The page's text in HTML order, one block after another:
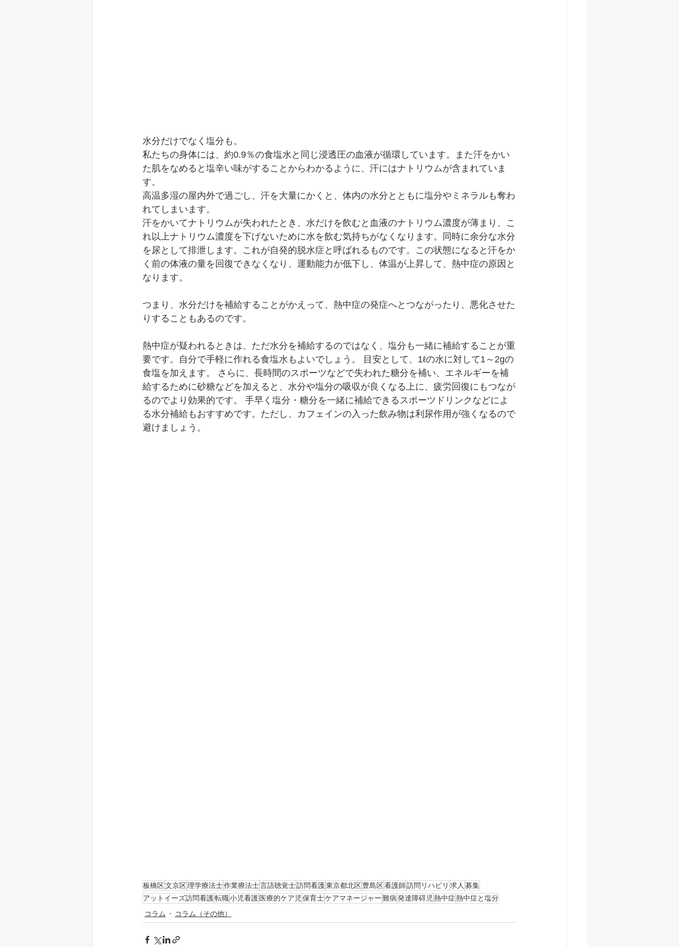
水分だけでなく塩分も。
私たちの身体には、約0.9％の食塩水と同じ浸透圧の血液が循環しています。また汗をかい
た肌をなめると塩辛い味がすることからわかるように、汗にはナトリウムが含まれていま
す。
高温多湿の屋内外で過ごし、汗を大量にかくと、体内の水分とともに塩分やミネラルも奪わ
れてしまいます。
汗をかいてナトリウムが失われたとき、水だけを飲むと血液のナトリウム濃度が薄まり、こ
れ以上ナトリウム濃度を下げないために水を飲む気持ちがなくなります。同時に余分な水分
を尿として排泄します。これが自発的脱水症と呼ばれるものです。この状態になると汗をか
く前の体液の量を回復できなくなり、運動能力が低下し、体温が上昇して、熱中症の原因と
なります。
つまり、水分だけを補給することがかえって、熱中症の発症へとつながったり、悪化させた
りすることもあるのです。
熱中症が疑われるときは、ただ水分を補給するのではなく、塩分も一緒に補給することが重
要です。自分で手軽に作れる食塩水もよいでしょう。 目安として、1ℓの水に対して1～2gの
食塩を加えます。 さらに、長時間のスポーツなどで失われた糖分を補い、エネルギーを補
給するために砂糖などを加えると、水分や塩分の吸収が良くなる上に、疲労回復にもつなが
るのでより効果的です。 手早く塩分・糖分を一緒に補給できるスポーツドリンクなどによ
る水分補給もおすすめです。ただし、カフェインの入った飲み物は利尿作用が強くなるので
避けましょう。
板橋区文京区理学療法士作業療法士言語聴覚士訪問看護東京都北区豊島区看護師訪問リハビリ 求人 募集
アットイーズ訪問看護転職小児看護 医療的ケア児 保育士ケアマネージャー難病発達障碍児 熱中症熱中症と塩分
コラム
コラム（その他）